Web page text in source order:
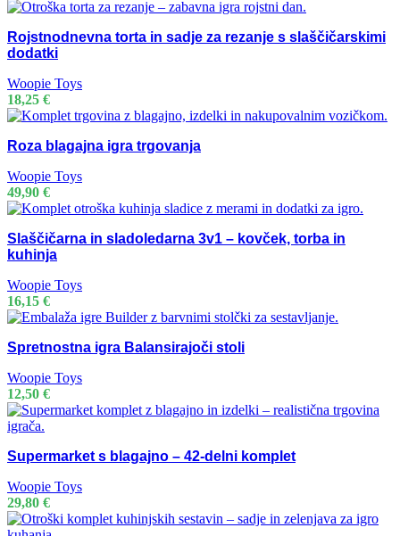
Rojstnodnevna torta in sadje za rezanje s slaščičarskimi
dodatki
Woopie Toys
18,25 €
Roza blagajna igra trgovanja
Woopie Toys
49,90 €
Slaščičarna in sladoledarna 3v1 – kovček, torba in
kuhinja
Woopie Toys
16,15 €
Spretnostna igra Balansirajoči stoli
Woopie Toys
12,50 €
Supermarket s blagajno – 42-delni komplet
Woopie Toys
29,80 €